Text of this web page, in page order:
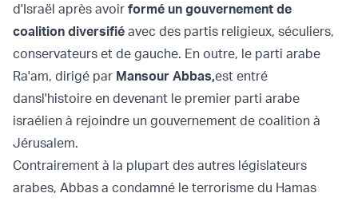
d'Israël après avoir formé un gouvernement de
coalition diversifié avec des partis religieux, séculiers,
conservateurs et de gauche. En outre, le parti arabe
Ra'am, dirigé par Mansour Abbas,est entré
dansl'histoire en devenant le premier parti arabe
israélien à rejoindre un gouvernement de coalition à
Jérusalem.
Contrairement à la plupart des autres législateurs
arabes, Abbas a condamné le terrorisme du Hamas